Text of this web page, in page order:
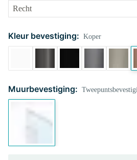
Kleur bevestiging: Koper
Muurbevestiging: